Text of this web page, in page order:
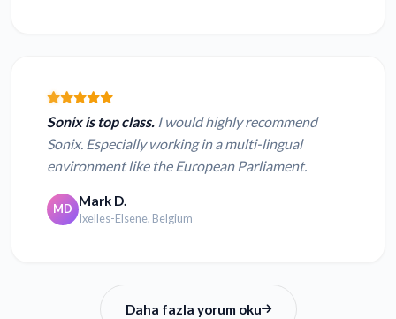
Sonix is top class. I would highly recommend
Sonix. Especially working in a multi-lingual
environment like the European Parliament.
MD Mark D.
Ixelles-Elsene, Belgium
Daha fazla yorum oku